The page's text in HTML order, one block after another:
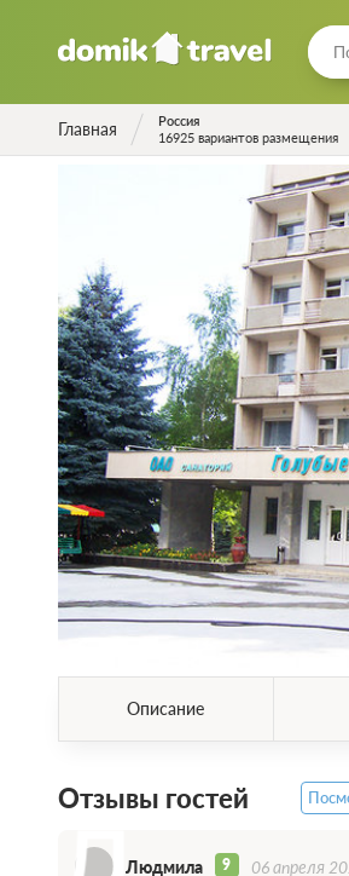
Главная
Россия
16925 вариантов размещения
Описание
Отзывы гостей
Людмила 9 06 апреля